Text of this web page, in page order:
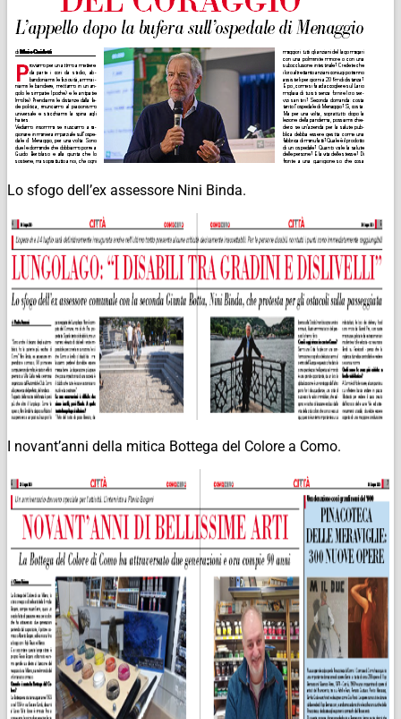
Lo sfogo dell’ex assessore Nini Binda.
I novant’anni della mitica Bottega del Colore a Como.